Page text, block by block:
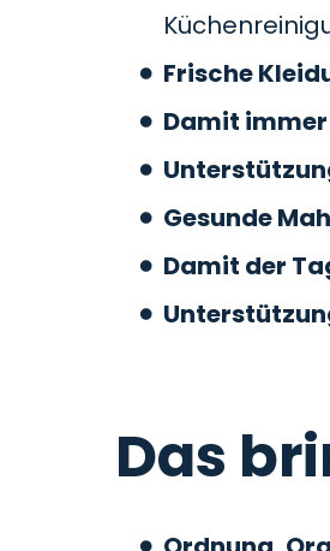
Frische
Damit
Gesunde
Damit der
Das